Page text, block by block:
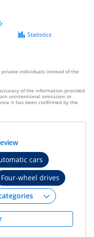
Statistics
individuals instead of the
of the information provided
unintentional omissions or
it has been confirmed by the
cars
Four-wheel drives